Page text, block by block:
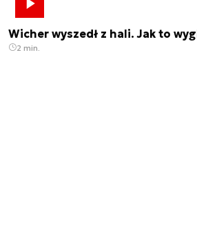
Wicher wyszedł z hali. Jak to
2 min.